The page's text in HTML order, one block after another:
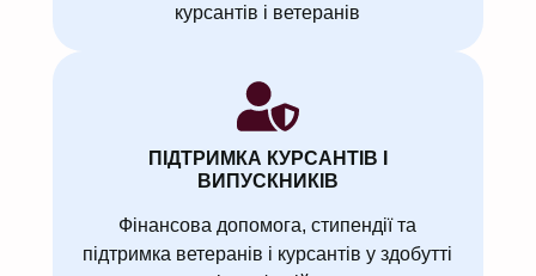
курсантів і ветеранів
ПІДТРИМКА КУРСАНТІВ І
ВИПУСКНИКІВ
Фінансова допомога, стипендії та
підтримка ветеранів і курсантів у здобутті